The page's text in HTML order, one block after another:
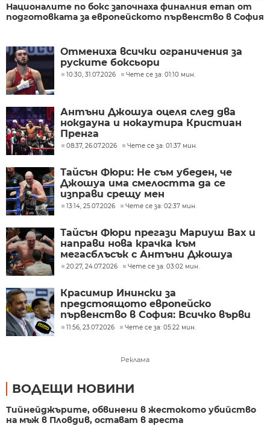
Националите по бокс започнаха финалния етап от
подготовката за европейското първенство в София
Отмениха всички ограничения за
руските боксьори
10:30, 31.07.2026 Чете се за: 01:10 мин.
Антъни Джошуа оцеля след два
нокдауна и нокаутира Кристиан
Пренга
08:37, 26.07.2026 Чете се за: 01:37 мин.
Тайсън Фюри: Не съм убеден, че
Джошуа има смелостта да се
изправи срещу мен
13:14, 25.07.2026 Чете се за: 02:37 мин.
Тайсън Фюри прегази Мариуш Вах и
направи нова крачка към
мегасблъсък с Антъни Джошуа
20:27, 24.07.2026 Чете се за: 03:02 мин.
Красимир Инински за
предстоящото европейско
първенство в София: Всичко върви
по план, обединени сме, има
11:56, 23.07.2026 Чете се за: 05:22 мин.
Реклама
ВОДЕЩИ НОВИНИ
Тийнейджърите, обвинени в жестокото убийство
на мъж в Пловдив, остават в ареста